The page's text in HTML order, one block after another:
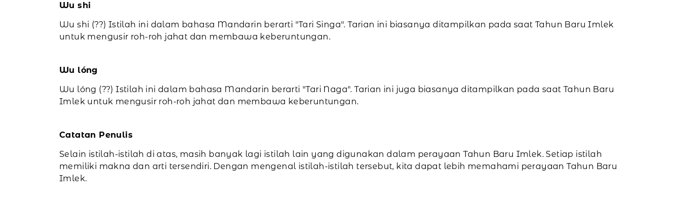
Wu shi
Wu shi (??) Istilah ini dalam bahasa Mandarin berarti "Tari Singa". Tarian ini biasanya ditampilkan pada saat Tahun Baru Imlek
untuk mengusir roh-roh jahat dan membawa keberuntungan.
Wu lóng
Wu lóng (??) Istilah ini dalam bahasa Mandarin berarti "Tari Naga". Tarian ini juga biasanya ditampilkan pada saat Tahun Baru
Imlek untuk mengusir roh-roh jahat dan membawa keberuntungan.
Catatan Penulis
Selain istilah-istilah di atas, masih banyak lagi istilah lain yang digunakan dalam perayaan Tahun Baru Imlek. Setiap istilah
memiliki makna dan arti tersendiri. Dengan mengenal istilah-istilah tersebut, kita dapat lebih memahami perayaan Tahun Baru
Imlek.